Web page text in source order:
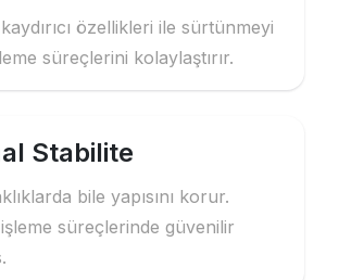
özellikleri ile sürtünmeyi
süreçlerini kolaylaştırır.
Stabilite
bile yapısını korur.
süreçlerinde güvenilir